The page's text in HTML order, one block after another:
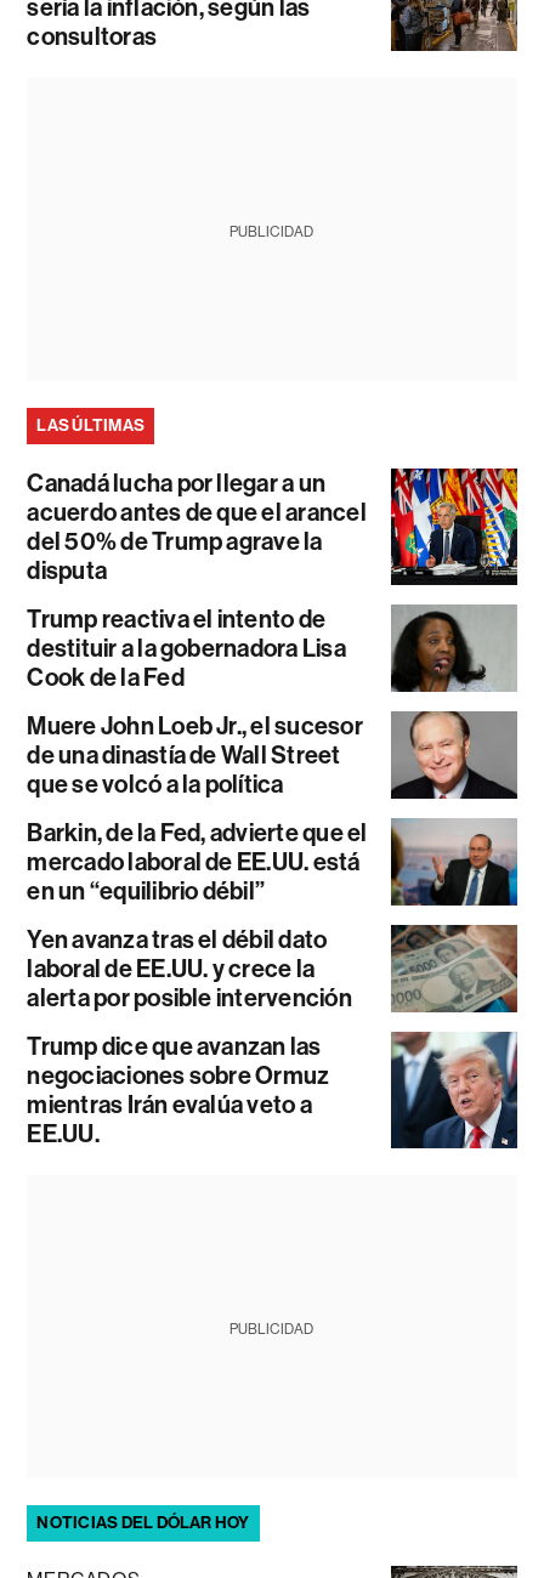
sería la inflación, según las
consultoras
PUBLICIDAD
LAS ÚLTIMAS
Canadá lucha por llegar a un
acuerdo antes de que el arancel
del 50% de Trump agrave la
disputa
Trump reactiva el intento de
destituir a la gobernadora Lisa
Cook de la Fed
Muere John Loeb Jr., el sucesor
de una dinastía de Wall Street
que se volcó a la política
Barkin, de la Fed, advierte que el
mercado laboral de EE.UU. está
en un “equilibrio débil”
Yen avanza tras el débil dato
laboral de EE.UU. y crece la
alerta por posible intervención
Trump dice que avanzan las
negociaciones sobre Ormuz
mientras Irán evalúa veto a
EE.UU.
PUBLICIDAD
NOTICIAS DEL DÓLAR HOY